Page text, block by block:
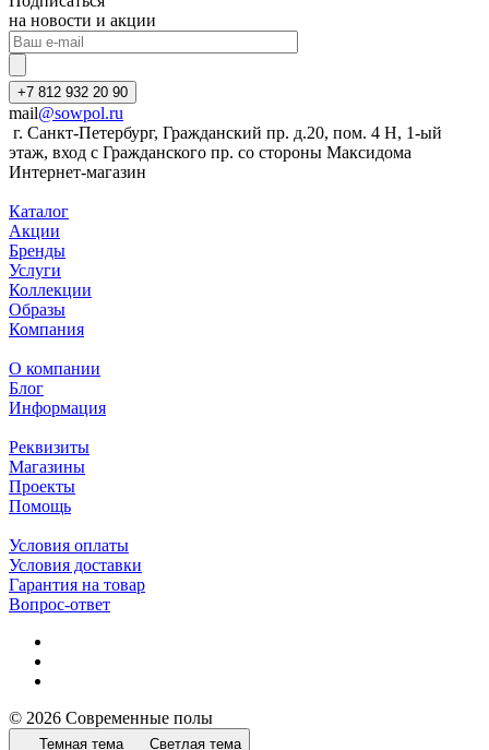
на новости и акции
+7 812 932 20 90
mail@sowpol.ru
г. Санкт-Петербург, Гражданский пр. д.20, пом. 4 Н, 1-ый
этаж, вход с Гражданского пр. со стороны Максидома
Интернет-магазин
Каталог
Акции
Бренды
Услуги
Коллекции
Образы
Компания
О компании
Блог
Информация
Реквизиты
Магазины
Проекты
Помощь
Условия оплаты
Условия доставки
Гарантия на товар
Вопрос-ответ
© 2026 Современные полы
Темная тема Светлая тема